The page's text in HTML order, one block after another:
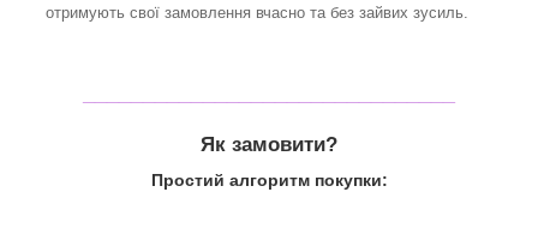
отримують свої замовлення вчасно та без зайвих зусиль.
Як замовити?
Простий алгоритм покупки: